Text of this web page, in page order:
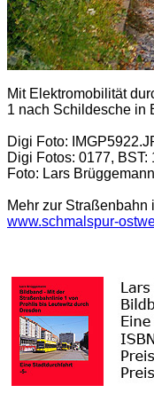
Mit Elektromobilität
1 nach Schildesche in
Digi Foto:
Digi Fotos: 0177,
Foto: Lars Brüggemann
Mehr zur Straßenbahn
www.schmalspur-